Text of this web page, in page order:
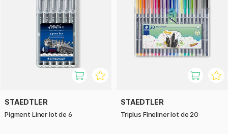
STAEDTLER
Pigment Liner lot de 6
STAEDTLER
Triplus Fineliner lot de 20